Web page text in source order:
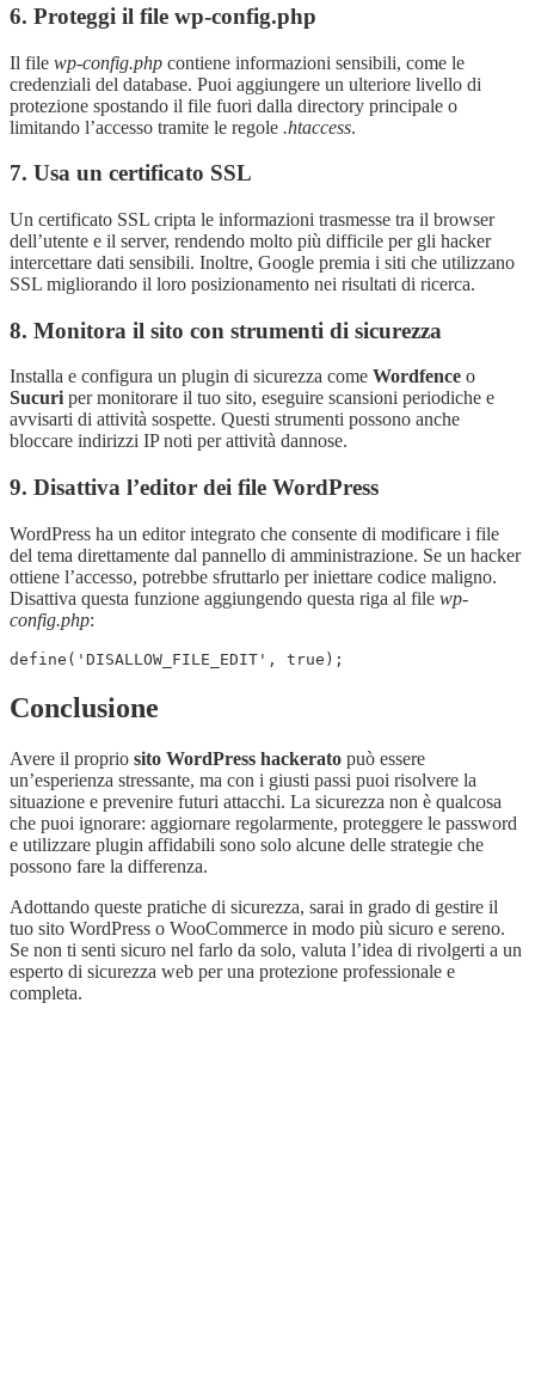
6. Proteggi il file wp-config.php
Il file wp-config.php contiene informazioni sensibili, come le
credenziali del database. Puoi aggiungere un ulteriore livello di
protezione spostando il file fuori dalla directory principale o
limitando l’accesso tramite le regole .htaccess.
7. Usa un certificato SSL
Un certificato SSL cripta le informazioni trasmesse tra il browser
dell’utente e il server, rendendo molto più difficile per gli hacker
intercettare dati sensibili. Inoltre, Google premia i siti che utilizzano
SSL migliorando il loro posizionamento nei risultati di ricerca.
8. Monitora il sito con strumenti di sicurezza
Installa e configura un plugin di sicurezza come Wordfence o
Sucuri per monitorare il tuo sito, eseguire scansioni periodiche e
avvisarti di attività sospette. Questi strumenti possono anche
bloccare indirizzi IP noti per attività dannose.
9. Disattiva l’editor dei file WordPress
WordPress ha un editor integrato che consente di modificare i file
del tema direttamente dal pannello di amministrazione. Se un hacker
ottiene l’accesso, potrebbe sfruttarlo per iniettare codice maligno.
Disattiva questa funzione aggiungendo questa riga al file wp-
config.php:
define('DISALLOW_FILE_EDIT', true);
Conclusione
Avere il proprio sito WordPress hackerato può essere
un’esperienza stressante, ma con i giusti passi puoi risolvere la
situazione e prevenire futuri attacchi. La sicurezza non è qualcosa
che puoi ignorare: aggiornare regolarmente, proteggere le password
e utilizzare plugin affidabili sono solo alcune delle strategie che
possono fare la differenza.
Adottando queste pratiche di sicurezza, sarai in grado di gestire il
tuo sito WordPress o WooCommerce in modo più sicuro e sereno.
Se non ti senti sicuro nel farlo da solo, valuta l’idea di rivolgerti a un
esperto di sicurezza web per una protezione professionale e
completa.